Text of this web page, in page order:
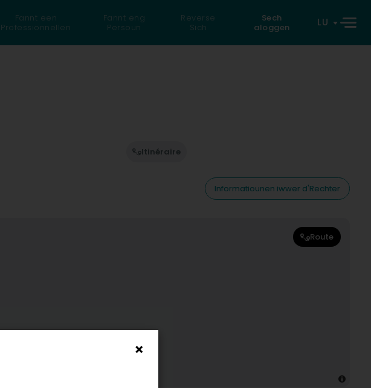
Fannt een
Professionnellen
Fannt eng
Persoun
Reverse
Sich
Sech
aloggen
LU
Itinéraire
Informatiounen iwwer d'Rechter
Route